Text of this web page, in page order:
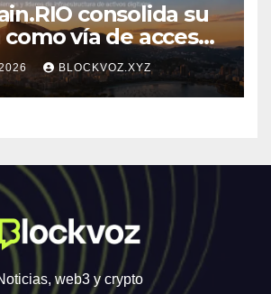
consolida su
vía de acceso
a la
financiera
América Latina
BLOCKVOZ.XYZ
web3 y crypto